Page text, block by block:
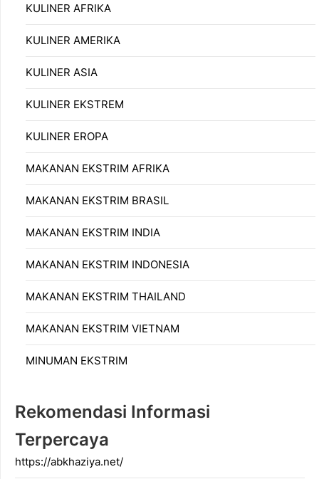
KULINER AFRIKA
KULINER AMERIKA
KULINER ASIA
KULINER EKSTREM
KULINER EROPA
MAKANAN EKSTRIM AFRIKA
MAKANAN EKSTRIM BRASIL
MAKANAN EKSTRIM INDIA
MAKANAN EKSTRIM INDONESIA
MAKANAN EKSTRIM THAILAND
MAKANAN EKSTRIM VIETNAM
MINUMAN EKSTRIM
Rekomendasi Informasi
Terpercaya
https://abkhaziya.net/